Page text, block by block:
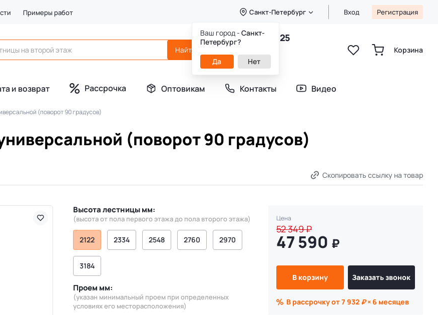
Примеры работ Санкт-Петербург
Ваш город - Санкт-
Петербург?
Да Нет
Вход Регистрация
8 (800) 333-49-25
Звонок бесплатный
пн-пт 8:00-20:00
сб-вс 9:00-20:00
Корзина
и возврат Рассрочка Оптовикам Контакты Видео
(поворот 90 градусов)
(поворот 90 градусов)
Скопировать ссылку на товар
Высота лестницы мм:
(высота от пола первого этажа до пола второго этажа)
2122 2334 2548 2760 2970
3184
Проем мм:
(указан минимальный проем при определенных
условиях его месторасположения)
Цена
52 349₽
47 590 ₽
В корзину Заказать звонок
В рассрочку от 7 932 ₽× 6 месяцев